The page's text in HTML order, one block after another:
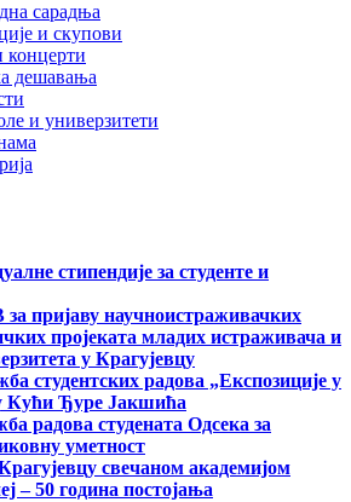
сарадња
и скупови
концерти
дешавања
и универзитети
стипендије за студенте и
пријаву научноистраживачких
пројеката младих истраживача и
у Крагујевцу
студентских радова „Експозиције у
Кући Ђуре Јакшића
радова студената Одсека за
уметност
свечаном академијом
– 50 година постојања